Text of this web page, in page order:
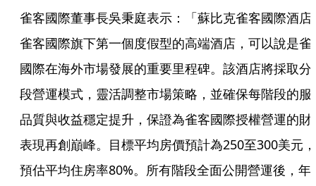
雀客國際董事長吳秉庭表示：「蘇比克雀客國際酒店
雀客國際旗下第一個度假型的高端酒店，可以說是雀
國際在海外市場發展的重要里程碑。該酒店將採取分
段營運模式，靈活調整市場策略，並確保每階段的服
品質與收益穩定提升，保證為雀客國際授權營運的財
表現再創巔峰。目標平均房價預計為250至300美元，
預估平均住房率80%。所有階段全面公開營運後，年